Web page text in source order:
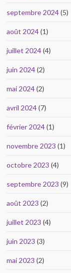
septembre 2024(5)
août 2024(1)
juillet 2024(4)
juin 2024(2)
mai 2024(2)
avril 2024(7)
février 2024(1)
novembre 2023 (1)
octobre 2023 (4)
septembre 2023 (9)
août 2023 (2)
juillet 2023 (4)
juin 2023 (3)
mai 2023 (2)